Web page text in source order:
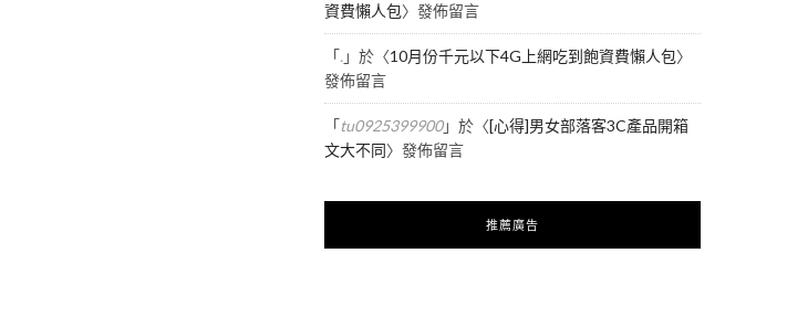
資費懶人包〉發佈留言
「.」於〈10月份千元以下4G上網吃到飽資費懶人包〉
發佈留言
「tu0925399900」於〈[心得]男女部落客3C產品開箱
文大不同〉發佈留言
推薦廣告